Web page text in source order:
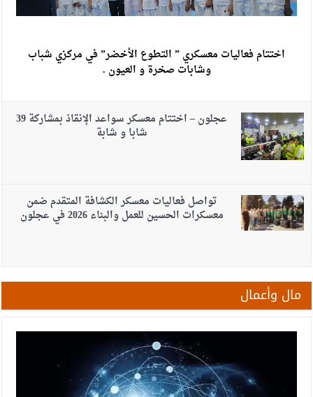
اختتام فعاليات معسكري ” التطوع الأخضر” في مركزي شباب
وشابات صخرة و العيون .
عجلون – اختتام معسكر سواعد الإنقاذ بمشاركة 39
شابا و شابة
تواصل فعاليات معسكر الكشافة المتقدم ضمن
معسكرات الحسين للعمل والبناء 2026 في عجلون
مال وأعمال